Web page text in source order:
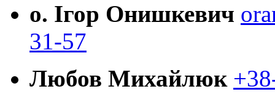
о. Ігор Онишкевич
31-57
Любов Михайлюк